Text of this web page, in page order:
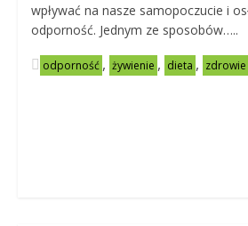
wpływać na nasze samopoczucie i
odporność. Jednym ze sposobów…..
odporność , żywienie , dieta , zdrowie